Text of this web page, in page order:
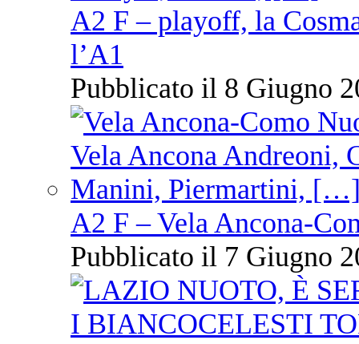
A2 F – playoff, la
l’A1
Pubblicato il 8 Giugno
A2 F – Vela Ancona-
Pubblicato il 7 Giugno